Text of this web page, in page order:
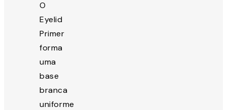
O
Eyelid
Primer
forma
uma
base
branca
uniforme